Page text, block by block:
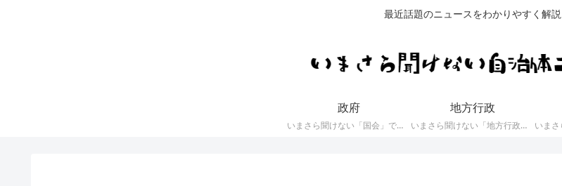
最近話題のニュースをわかりやすく解説
政府
いまさら聞けない「国会」で審議している内容や「国会議員」に関するニュース
地方行政
いまさら聞けない「地方行政」や「地方自治体」に関するニュース